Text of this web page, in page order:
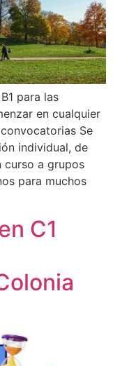
para las
en cualquier
Se
individual, de
a grupos
para muchos
C1